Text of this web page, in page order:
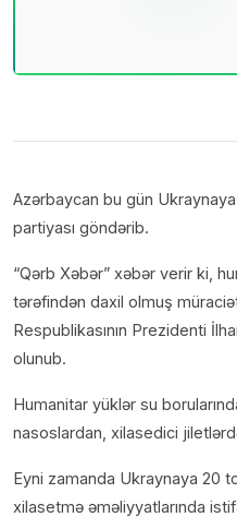
Azərbaycan bu gün
partiyası göndərib.
“Qərb Xəbər” xəbər verir ki,
tərəfindən daxil olmuş
Respublikasının Prezidenti
olunub.
Humanitar yüklər su
nasoslardan, xilasedici
Eyni zamanda Ukraynaya 20
xilasetmə əməliyyatlarında